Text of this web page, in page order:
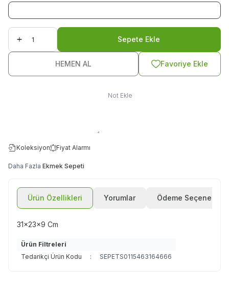
Sepete Ekle
HEMEN AL Favoriye Ekle
Not Ekle
Koleksiyon Fiyat Alarmı
Daha Fazla Ekmek Sepeti
Ürün Özellikleri Yorumlar Ödeme Seçenekleri
31x23x9 Cm
Ürün Filtreleri
Tedarikçi Ürün Kodu
: SEPETS0115463164666